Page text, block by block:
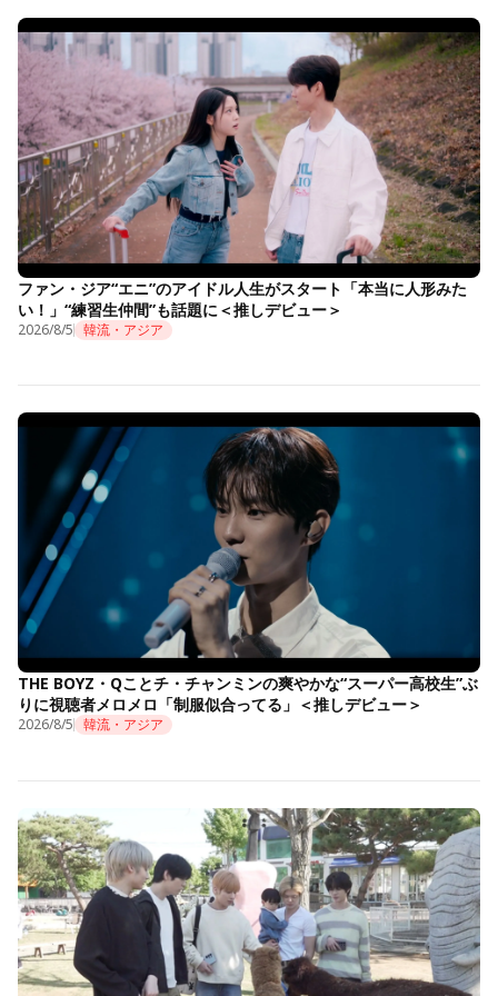
ファン・ジア“エニ”のアイドル人生がスタート「本当に人形みた
い！」“練習生仲間”も話題に＜推しデビュー＞
2026/8/5 韓流・アジア
THE BOYZ・Qことチ・チャンミンの爽やかな“スーパー高校生”ぶ
りに視聴者メロメロ「制服似合ってる」＜推しデビュー＞
2026/8/5 韓流・アジア